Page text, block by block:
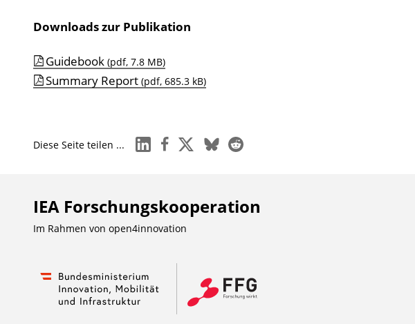
Downloads zur Publikation
Guidebook(pdf, 7.8 MB)
Summary Report(pdf, 685.3 kB)
Diese Seite teilen ... linkedinfacebook
x blueskyreddit
IEA Forschungs­kooperation
Im Rahmen von open4innovation